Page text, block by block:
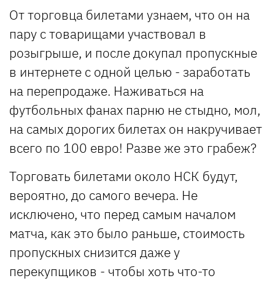
От торговца билетами узнаем, что он на
пару с товарищами участвовал в
розыгрыше, и после докупал пропускные
в интернете с одной целью - заработать
на перепродаже. Наживаться на
футбольных фанах парню не стыдно, мол,
на самых дорогих билетах он накручивает
всего по 100 евро! Разве же это грабеж?
Торговать билетами около НСК будут,
вероятно, до самого вечера. Не
исключено, что перед самым началом
матча, как это было раньше, стоимость
пропускных снизится даже у
перекупщиков - чтобы хоть что-то